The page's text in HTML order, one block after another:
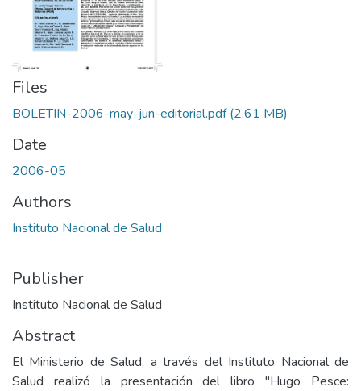
Files
BOLETIN-2006-may-jun-editorial.pdf(2.61 MB)
Date
2006-05
Authors
Instituto Nacional de Salud
Publisher
Instituto Nacional de Salud
Abstract
El Ministerio de Salud, a través del Instituto Nacional de
Salud realizó la presentación del libro "Hugo Pesce: